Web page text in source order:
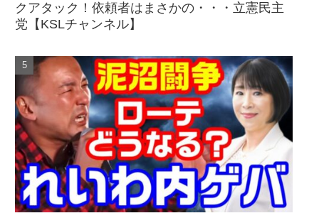
クアタック！依頼者はまさかの・・・立憲民主
党【KSLチャンネル】